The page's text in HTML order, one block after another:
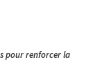
pour renforcer la